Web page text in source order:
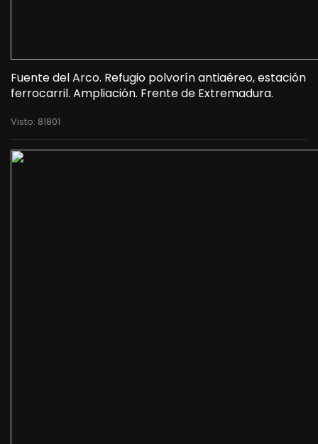
Fuente del Arco. Refugio polvorín antiaéreo, estación
ferrocarril. Ampliación. Frente de Extremadura.
Visto: 81801